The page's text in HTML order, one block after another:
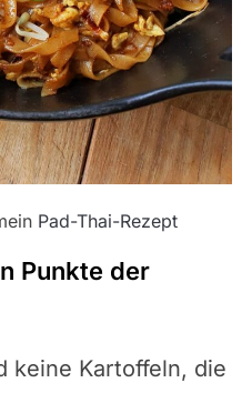
Pad-Thai-Rezept
Punkte der
keine Kartoffeln, die